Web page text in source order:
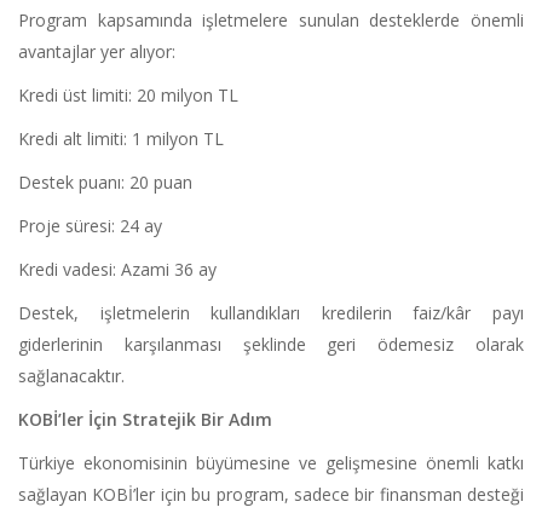
Program kapsamında işletmelere sunulan desteklerde önemli
avantajlar yer alıyor:
Kredi üst limiti: 20 milyon TL
Kredi alt limiti: 1 milyon TL
Destek puanı: 20 puan
Proje süresi: 24 ay
Kredi vadesi: Azami 36 ay
Destek, işletmelerin kullandıkları kredilerin faiz/kâr payı
giderlerinin karşılanması şeklinde geri ödemesiz olarak
sağlanacaktır.
KOBİ’ler İçin Stratejik Bir Adım
Türkiye ekonomisinin büyümesine ve gelişmesine önemli katkı
sağlayan KOBİ’ler için bu program, sadece bir finansman desteği